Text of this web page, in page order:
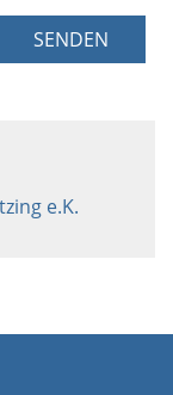
SENDEN
e.K.